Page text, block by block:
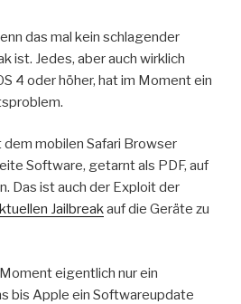
das mal kein schlagender
ist. Jedes, aber auch wirklich
4 oder höher, hat im Moment ein
mobilen Safari Browser
Software, getarnt als PDF, auf
Das ist auch der Exploit der
Jailbreakauf die Geräte zu
eigentlich nur ein
bis Apple ein Softwareupdate